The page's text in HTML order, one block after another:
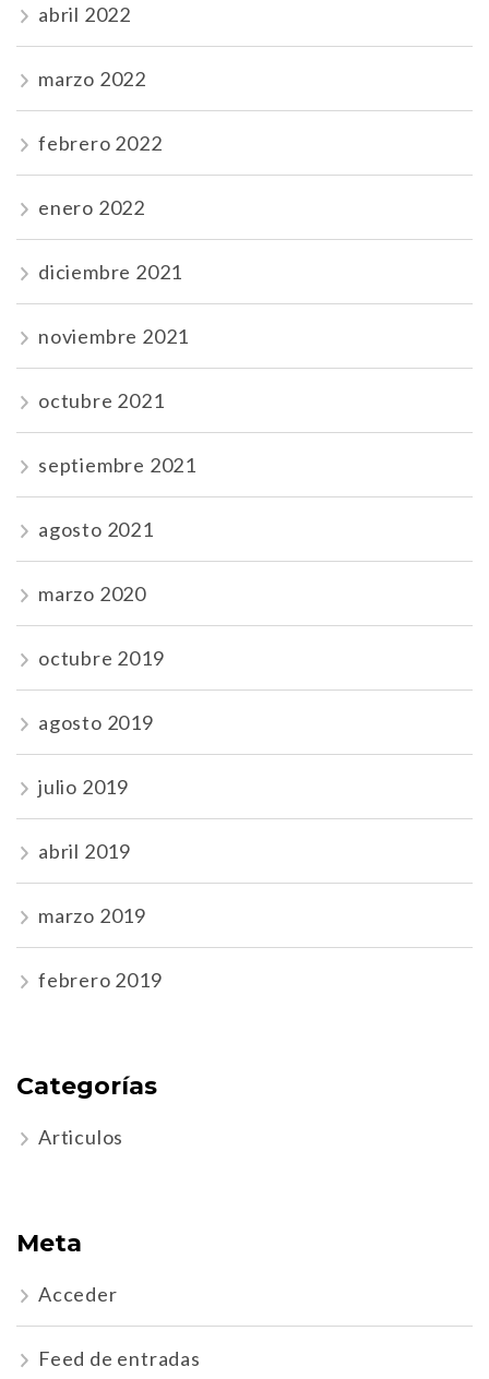
abril 2022
marzo 2022
febrero 2022
enero 2022
diciembre 2021
noviembre 2021
octubre 2021
septiembre 2021
agosto 2021
marzo 2020
octubre 2019
agosto 2019
julio 2019
abril 2019
marzo 2019
febrero 2019
Categorías
Articulos
Meta
Acceder
Feed de entradas